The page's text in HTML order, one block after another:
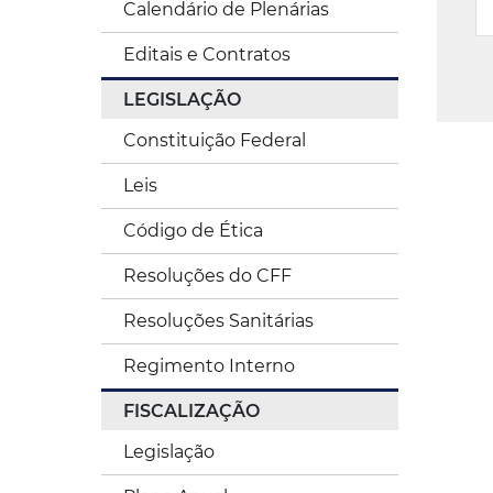
Calendário de Plenárias
Editais e Contratos
LEGISLAÇÃO
Constituição Federal
Leis
Código de Ética
Resoluções do CFF
Resoluções Sanitárias
Regimento Interno
FISCALIZAÇÃO
Legislação